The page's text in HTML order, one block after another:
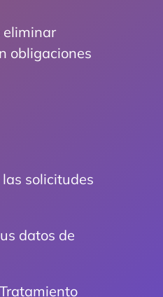
eliminar
obligaciones
solicitudes
datos de